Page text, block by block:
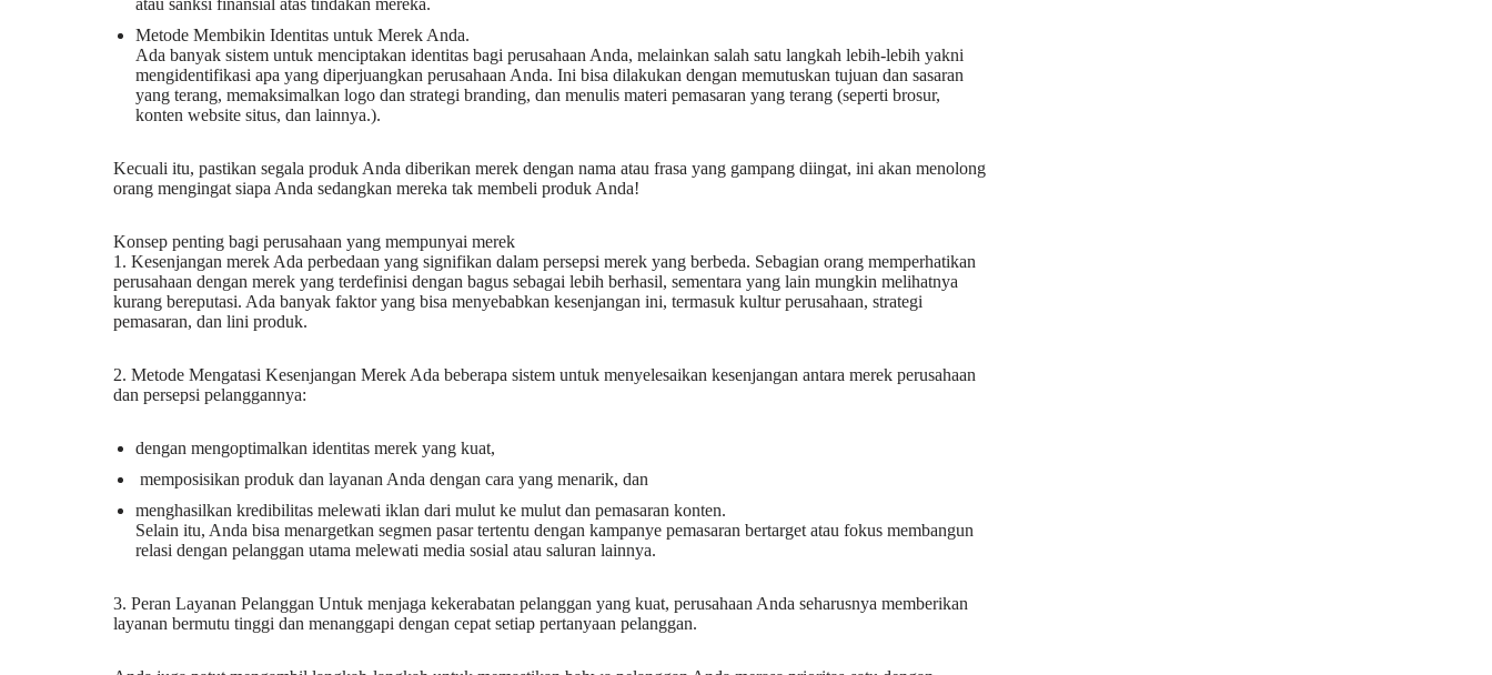
atau sanksi finansial atas tindakan mereka.
Metode Membikin Identitas untuk Merek Anda.
Ada banyak sistem untuk menciptakan identitas bagi perusahaan Anda, melainkan salah satu langkah lebih-lebih yakni
mengidentifikasi apa yang diperjuangkan perusahaan Anda. Ini bisa dilakukan dengan memutuskan tujuan dan sasaran
yang terang, memaksimalkan logo dan strategi branding, dan menulis materi pemasaran yang terang (seperti brosur,
konten website situs, dan lainnya.).
Kecuali itu, pastikan segala produk Anda diberikan merek dengan nama atau frasa yang gampang diingat, ini akan menolong
orang mengingat siapa Anda sedangkan mereka tak membeli produk Anda!
Konsep penting bagi perusahaan yang mempunyai merek
1. Kesenjangan merek Ada perbedaan yang signifikan dalam persepsi merek yang berbeda. Sebagian orang memperhatikan
perusahaan dengan merek yang terdefinisi dengan bagus sebagai lebih berhasil, sementara yang lain mungkin melihatnya
kurang bereputasi. Ada banyak faktor yang bisa menyebabkan kesenjangan ini, termasuk kultur perusahaan, strategi
pemasaran, dan lini produk.
2. Metode Mengatasi Kesenjangan Merek Ada beberapa sistem untuk menyelesaikan kesenjangan antara merek perusahaan
dan persepsi pelanggannya:
dengan mengoptimalkan identitas merek yang kuat,
memposisikan produk dan layanan Anda dengan cara yang menarik, dan
menghasilkan kredibilitas melewati iklan dari mulut ke mulut dan pemasaran konten.
Selain itu, Anda bisa menargetkan segmen pasar tertentu dengan kampanye pemasaran bertarget atau fokus membangun
relasi dengan pelanggan utama melewati media sosial atau saluran lainnya.
3. Peran Layanan Pelanggan Untuk menjaga kekerabatan pelanggan yang kuat, perusahaan Anda seharusnya memberikan
layanan bermutu tinggi dan menanggapi dengan cepat setiap pertanyaan pelanggan.